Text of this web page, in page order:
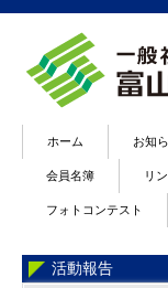
ホーム お知
会員名簿 リ
フォトコンテスト
活動報告